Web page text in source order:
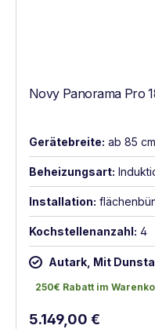
Novy Panorama Pro
Gerätebreite: ab 85 cm
Beheizungsart:
Installation:
Kochstellenanzahl: 4
Autark, Mit
250€ Rabatt im
250€ Rabatt im
Regulärer Preis:
5.149,00 €